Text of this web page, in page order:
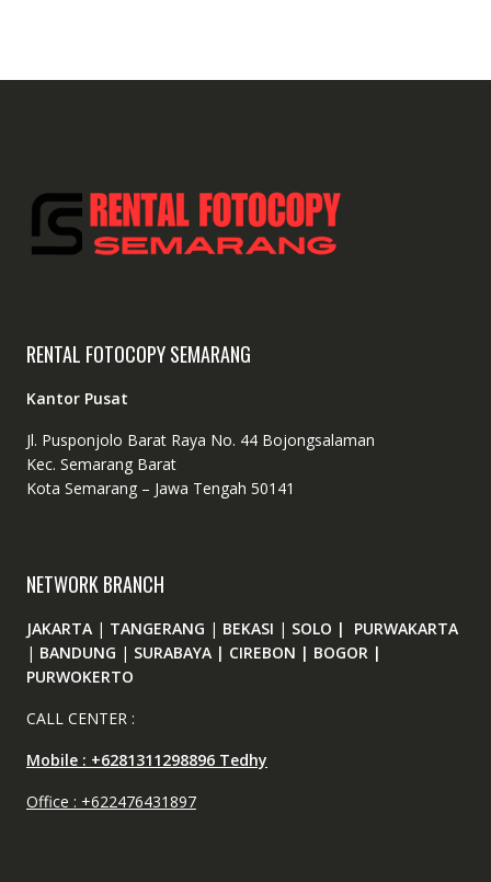
RENTAL FOTOCOPY SEMARANG
Kantor Pusat
Jl. Pusponjolo Barat Raya No. 44 Bojongsalaman
Kec. Semarang Barat
Kota Semarang – Jawa Tengah 50141
NETWORK BRANCH
JAKARTA| TANGERANG | BEKASI | SOLO | PURWAKARTA
| BANDUNG | SURABAYA | CIREBON | BOGOR |
PURWOKERTO
CALL CENTER :
Mobile : +6281311298896 Tedhy
Office : +622476431897